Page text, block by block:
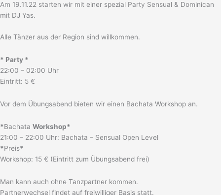
Am 19.11.22 starten wir mit einer spezial Party Sensual & Dominican
mit DJ Yas.
Alle Tänzer aus der Region sind willkommen.
* Party *
22:00 – 02:00 Uhr
Eintritt: 5 €
Vor dem Übungsabend bieten wir einen Bachata Workshop an.
*Bachata Workshop*
21:00 – 22:00 Uhr: Bachata – Sensual Open Level
*Preis*
Workshop: 15 € (Eintritt zum Übungsabend frei)
Man kann auch ohne Tanzpartner kommen.
Partnerwechsel findet auf freiwilliger Basis statt.